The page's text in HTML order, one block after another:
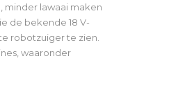
minder lawaai maken
de bekende 18 V-
robotzuiger te zien.
waaronder